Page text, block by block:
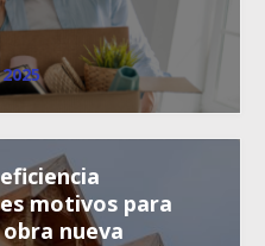
motivos para
nueva